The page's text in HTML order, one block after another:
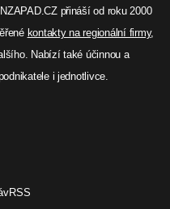
přináší od roku 2000
kontakty na regionální firmy,
Nabízí také účinnou a
i jednotlivce.
RSS